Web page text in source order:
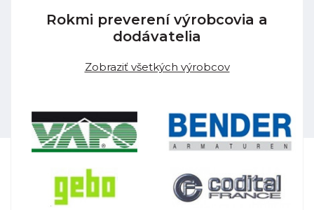
Rokmi preverení výrobcovia a
dodávatelia
Zobraziť všetkých výrobcov